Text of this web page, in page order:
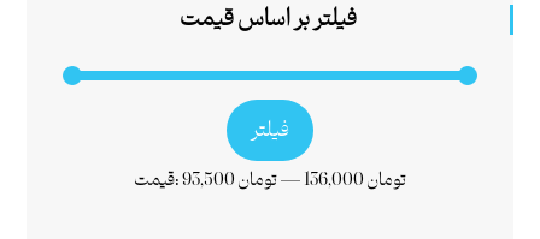
فیلتر بر اساس قیمت
فیلتر
قیمت: 93,500 تومان— 136,000 تومان